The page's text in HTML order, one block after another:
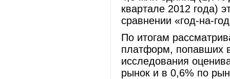
квартале 2012 года)
сравнении «год-на-
По итогам
платформ, попавших
исследования
рынок и в 0,6% по